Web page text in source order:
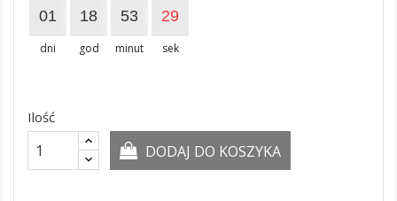
01
dni
18
god
53
minut
28
sek
Ilość
DODAJ DO KOSZYKA